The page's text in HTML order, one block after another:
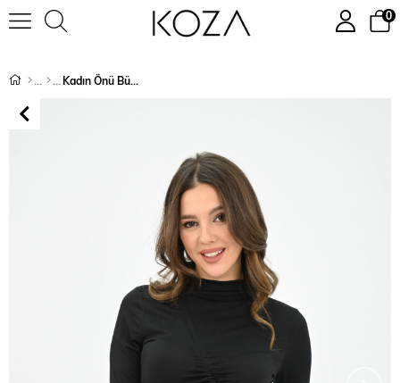
0
Kadın Önü Büzgü Detaylı Crop Bluz 1867-25